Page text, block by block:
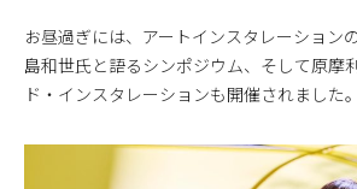
お昼過ぎには、アートインスタレーション
島和世氏と語るシンポジウム、そして原摩
ド・インスタレーションも開催されました。